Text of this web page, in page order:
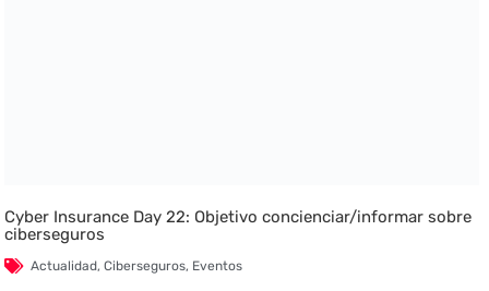
Cyber Insurance Day 22: Objetivo concienciar/informar sobre
ciberseguros
Actualidad,Ciberseguros, Eventos